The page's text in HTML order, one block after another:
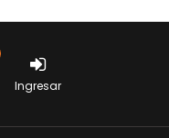
Ingresar